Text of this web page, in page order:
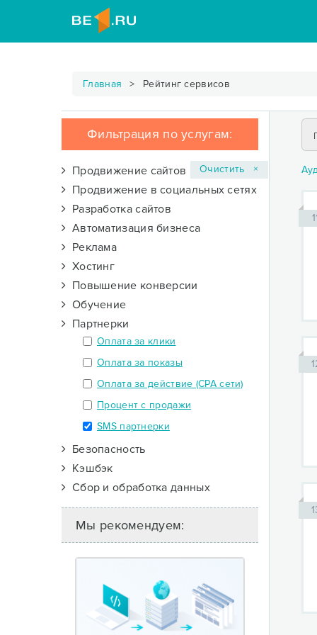
Главная Рейтинг сервисов
Фильтрация по услугам:
Продвижение сайтов
Продвижение в социальных сетях
Разработка сайтов
Автоматизация бизнеса
Реклама
Хостинг
Повышение конверсии
Обучение
Партнерки
Оплата за клики
Оплата за показы
Оплата за действие (CPA сети)
Процент с продажи
SMS партнерки
Безопасность
Кэшбэк
Сбор и обработка данных
Очистить ×
Мы рекомендуем: